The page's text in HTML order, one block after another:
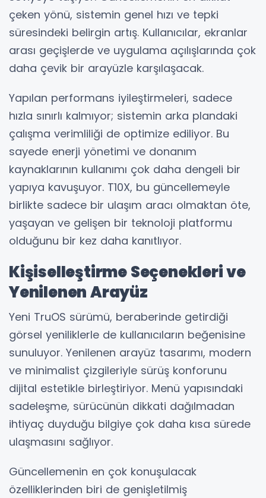
çeken yönü, sistemin genel hızı ve tepki
süresindeki belirgin artış. Kullanıcılar, ekranlar
arası geçişlerde ve uygulama açılışlarında çok
daha çevik bir arayüzle karşılaşacak.
Yapılan performans iyileştirmeleri, sadece
hızla sınırlı kalmıyor; sistemin arka plandaki
çalışma verimliliği de optimize ediliyor. Bu
sayede enerji yönetimi ve donanım
kaynaklarının kullanımı çok daha dengeli bir
yapıya kavuşuyor. T10X, bu güncellemeyle
birlikte sadece bir ulaşım aracı olmaktan öte,
yaşayan ve gelişen bir teknoloji platformu
olduğunu bir kez daha kanıtlıyor.
Kişiselleştirme Seçenekleri ve
Yenilenen Arayüz
Yeni TruOS sürümü, beraberinde getirdiği
görsel yeniliklerle de kullanıcıların beğenisine
sunuluyor. Yenilenen arayüz tasarımı, modern
ve minimalist çizgileriyle sürüş konforunu
dijital estetikle birleştiriyor. Menü yapısındaki
sadeleşme, sürücünün dikkati dağılmadan
ihtiyaç duyduğu bilgiye çok daha kısa sürede
ulaşmasını sağlıyor.
Güncellemenin en çok konuşulacak
özelliklerinden biri de genişletilmiş